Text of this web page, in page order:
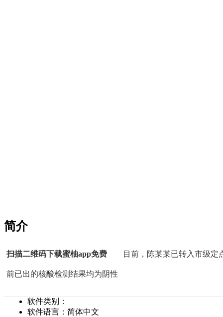
简介
扫描二维码下载蜜柚app免费 目前，陈某某已转入市级定点
前已出的核酸检测结果均为阴性
软件类别：
软件语言： 简体中文